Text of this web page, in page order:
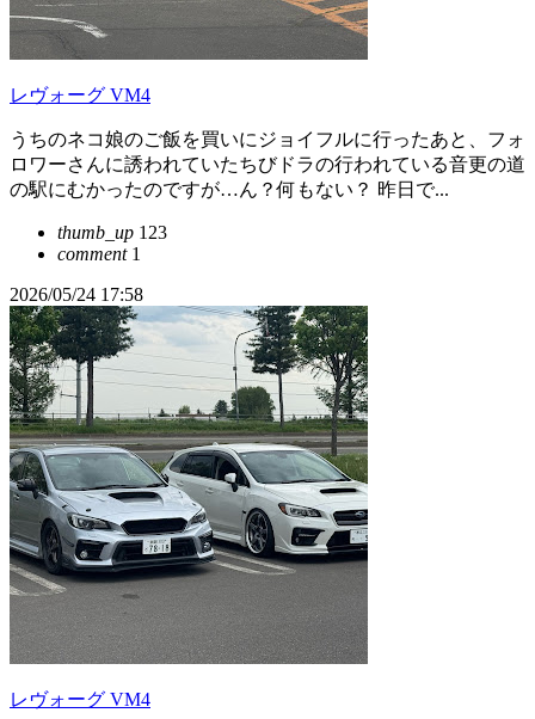
レヴォーグ VM4
うちのネコ娘のご飯を買いにジョイフルに行ったあと、フォ
ロワーさんに誘われていたちびドラの行われている音更の道
の駅にむかったのですが…ん？何もない？ 昨日で...
thumb_up 123
comment1
2026/05/24 17:58
レヴォーグ VM4